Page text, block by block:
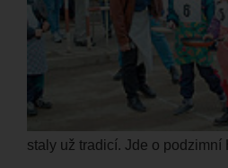
staly už tradicí. Jde o podzimní